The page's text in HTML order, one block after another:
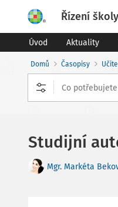
Řízení školy
Úvod Aktuality
Domů Časopisy
Studijní
Mgr. Markéta